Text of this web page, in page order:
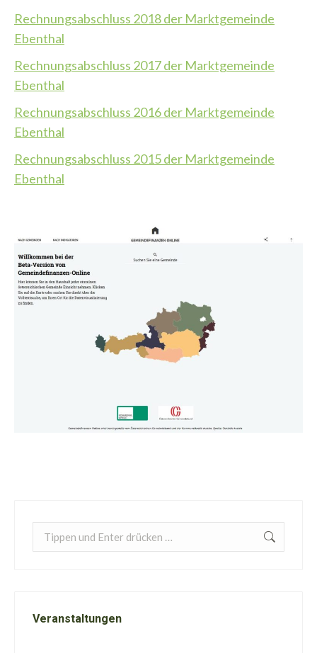
Rechnungsabschluss 2018 der Marktgemeinde
Ebenthal
Rechnungsabschluss 2017 der Marktgemeinde
Ebenthal
Rechnungsabschluss 2016 der Marktgemeinde
Ebenthal
Rechnungsabschluss 2015 der Marktgemeinde
Ebenthal
Search:
Veranstaltungen